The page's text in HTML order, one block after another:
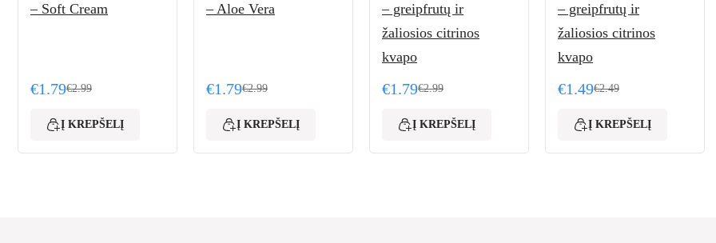
– Soft Cream
€2.99
Original price was: €2.99.
€1.79
Current price is: €1.79.
Į KREPŠELĮ
– Aloe Vera
€2.99
Original price was: €2.99.
€1.79
Current price is: €1.79.
Į KREPŠELĮ
– greipfrutų ir
žaliosios citrinos
kvapo
€2.99
Original price was: €2.99.
€1.79
Current price is: €1.79.
Į KREPŠELĮ
– greipfrutų ir
žaliosios citrinos
kvapo
€2.49
Original price was: €2.49.
€1.49
Current price is: €1.49.
Į KREPŠELĮ